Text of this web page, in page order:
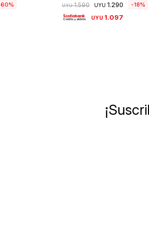
60 UYU 1.590 UYU 1.290 18
UYU 1.097